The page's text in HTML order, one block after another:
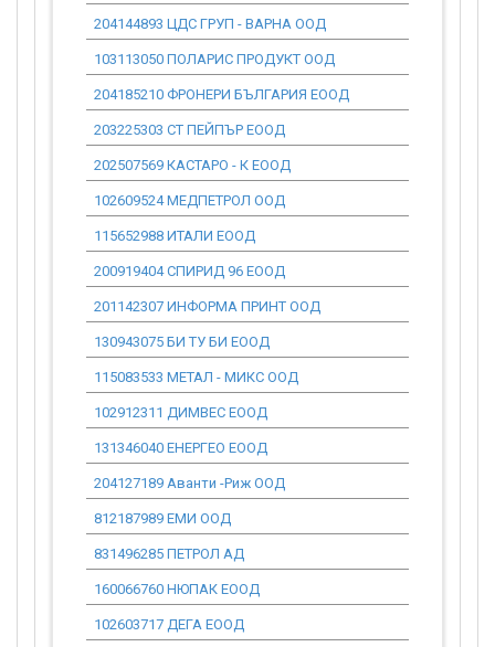
204144893 ЦДС ГРУП - ВАРНА ООД
103113050 ПОЛАРИС ПРОДУКТ ООД
204185210 ФРОНЕРИ БЪЛГАРИЯ ЕООД
203225303 СТ ПЕЙПЪР ЕООД
202507569 КАСТАРО - К ЕООД
102609524 МЕДПЕТРОЛ ООД
115652988 ИТАЛИ ЕООД
200919404 СПИРИД 96 ЕООД
201142307 ИНФОРМА ПРИНТ ООД
130943075 БИ ТУ БИ ЕООД
115083533 МЕТАЛ - МИКС ООД
102912311 ДИМВЕС ЕООД
131346040 ЕНЕРГЕО ЕООД
204127189 Аванти -Риж ООД
812187989 ЕМИ ООД
831496285 ПЕТРОЛ АД
160066760 НЮПАК ЕООД
102603717 ДЕГА ЕООД